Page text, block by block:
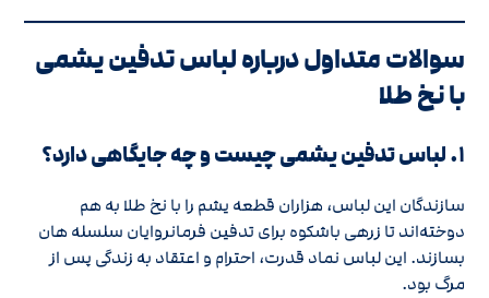
سوالات متداول درباره لباس تدفین یشمی
با نخ طلا
۱. لباس تدفین یشمی چیست و چه جایگاهی دارد؟
سازندگان این لباس، هزاران قطعه یشم را با نخ طلا به هم
دوخته‌اند تا زرهی باشکوه برای تدفین فرمانروایان سلسله هان
بسازند. این لباس نماد قدرت، احترام و اعتقاد به زندگی پس از
مرگ بود.